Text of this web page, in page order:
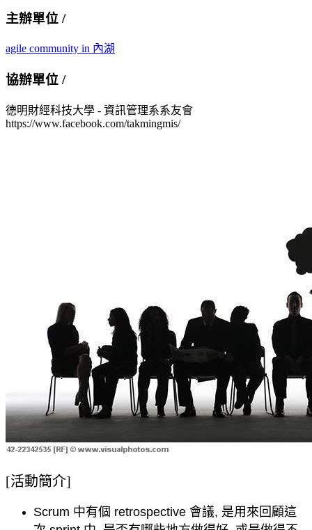
主辦單位 /
agile community in 內湖
協辦單位 /
德明財經科技大學 - 資訊管理系系友會
https://www.facebook.com/takmingmis/
[活動簡介]
Scrum 中有個 retrospective 會議, 是用來回顧這